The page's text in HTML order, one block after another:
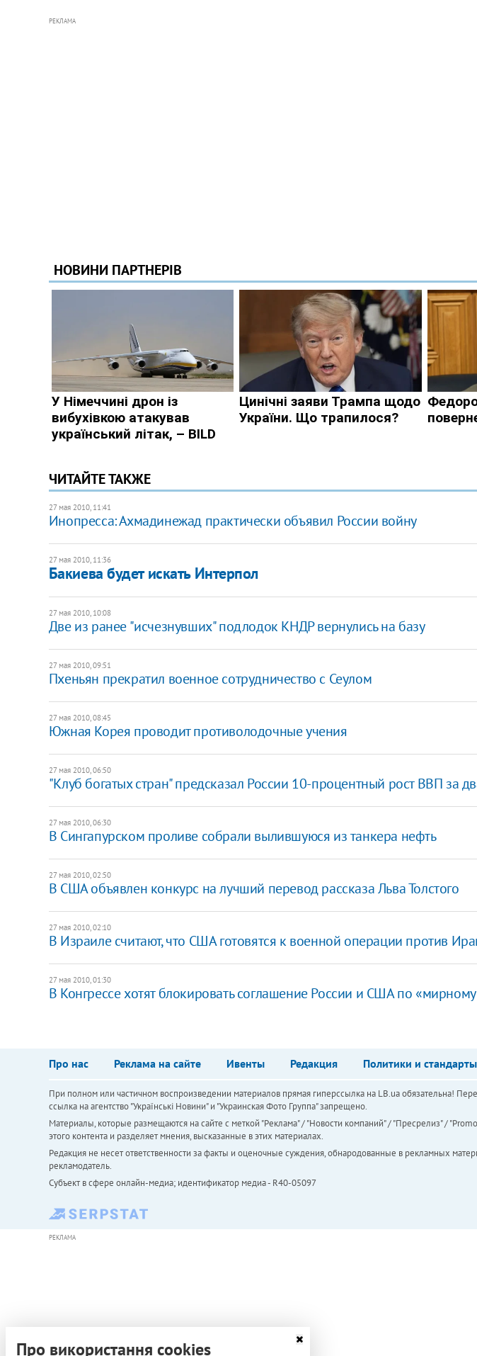
РЕКЛАМА
ЧИТАЙТЕ ТАКЖЕ
27 мая 2010, 11:41
Инопресса: Ахмадинежад практически объявил России войну
27 мая 2010, 11:36
Бакиева будет искать Интерпол
27 мая 2010, 10:08
Две из ранее "исчезнувших" подлодок КНДР вернулись на базу
27 мая 2010, 09:51
Пхеньян прекратил военное сотрудничество с Сеулом
27 мая 2010, 08:45
Южная Корея проводит противолодочные учения
27 мая 2010, 06:50
"Клуб богатых стран" предсказал России 10-процентный рост ВВП за
27 мая 2010, 06:30
В Сингапурском проливе собрали вылившуюся из танкера нефть
27 мая 2010, 02:50
В США объявлен конкурс на лучший перевод рассказа Льва Толстого
27 мая 2010, 02:10
В Израиле считают, что США готовятся к военной операции против
27 мая 2010, 01:30
В Конгрессе хотят блокировать соглашение России и США по
Про нас Реклама на сайте Ивенты Редакция Политики и стандарты
При полном или частичном воспроизведении материалов прямая гиперссылка на LB.ua обязательна!
ссылка на агентство "Українськi Новини" и "Украинская Фото Группа" запрещено.
Материалы, которые размещаются на сайте с меткой "Реклама" / "Новости компаний" / "Пресрелиз" /
этого контента и разделяет мнения, высказанные в этих материалах.
Редакция не несет ответственности за факты и оценочные суждения, обнародованные в рекламных
рекламодатель.
Субъект в сфере онлайн-медиа; идентификатор медиа - R40-05097
РЕКЛАМА
Про використання cookies